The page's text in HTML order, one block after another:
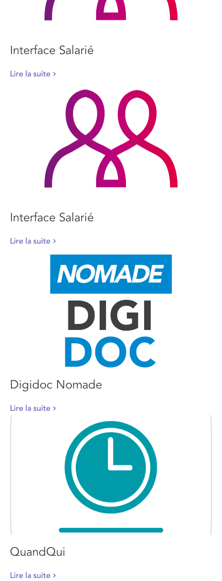
Interface Salarié
Lire la suite
Interface Salarié
Lire la suite
Digidoc Nomade
Lire la suite
QuandQui
Lire la suite